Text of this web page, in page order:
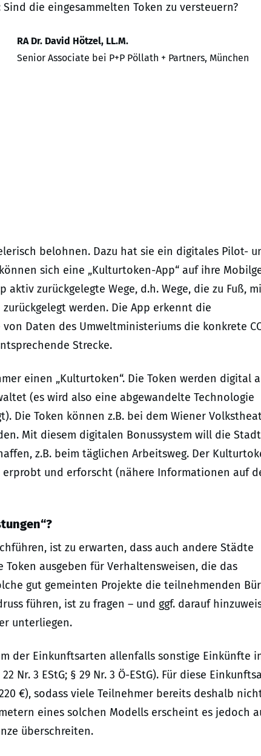
die eingesammelten Token zu versteuern?
RA Dr. David Hötzel, LL.M.
Senior Associate bei P+P Pöllath + Partners, München
belohnen. Dazu hat sie ein digitales Pilot-
sich eine „Kulturtoken-App“ auf ihre
zurückgelegte Wege, d.h. Wege, die zu Fuß,
werden. Die App erkennt die
Daten des Umweltministeriums die konkrete
Strecke.
einen „Kulturtoken“. Die Token werden digital
(es wird also eine abgewandelte Technologie
Die Token können z.B. bei dem Wiener
Mit diesem digitalen Bonussystem will die Stadt
z.B. beim täglichen Arbeitsweg. Der
erprobt und erforscht (nähere Informationen auf
ist zu erwarten, dass auch andere Städte
ausgeben für Verhaltensweisen, die das
gut gemeinten Projekte die teilnehmenden
führen, ist zu fragen – und ggf. darauf
unterliegen.
der Einkunftsarten allenfalls sonstige Einkünfte
Nr. 3 EStG; § 29 Nr. 3 Ö-EStG). Für diese
€), sodass viele Teilnehmer bereits deshalb
eines solchen Modells erscheint es jedoch
überschreiten.